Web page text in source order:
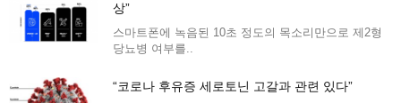
상”
스마트폰에 녹음된 10초 정도의 목소리만으로 제2형
당뇨병 여부를..
“코로나 후유증 세로토닌 고갈과 관련 있다”